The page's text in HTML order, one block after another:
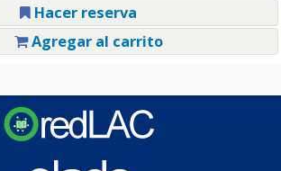
Hacer reserva
Agregar al carrito